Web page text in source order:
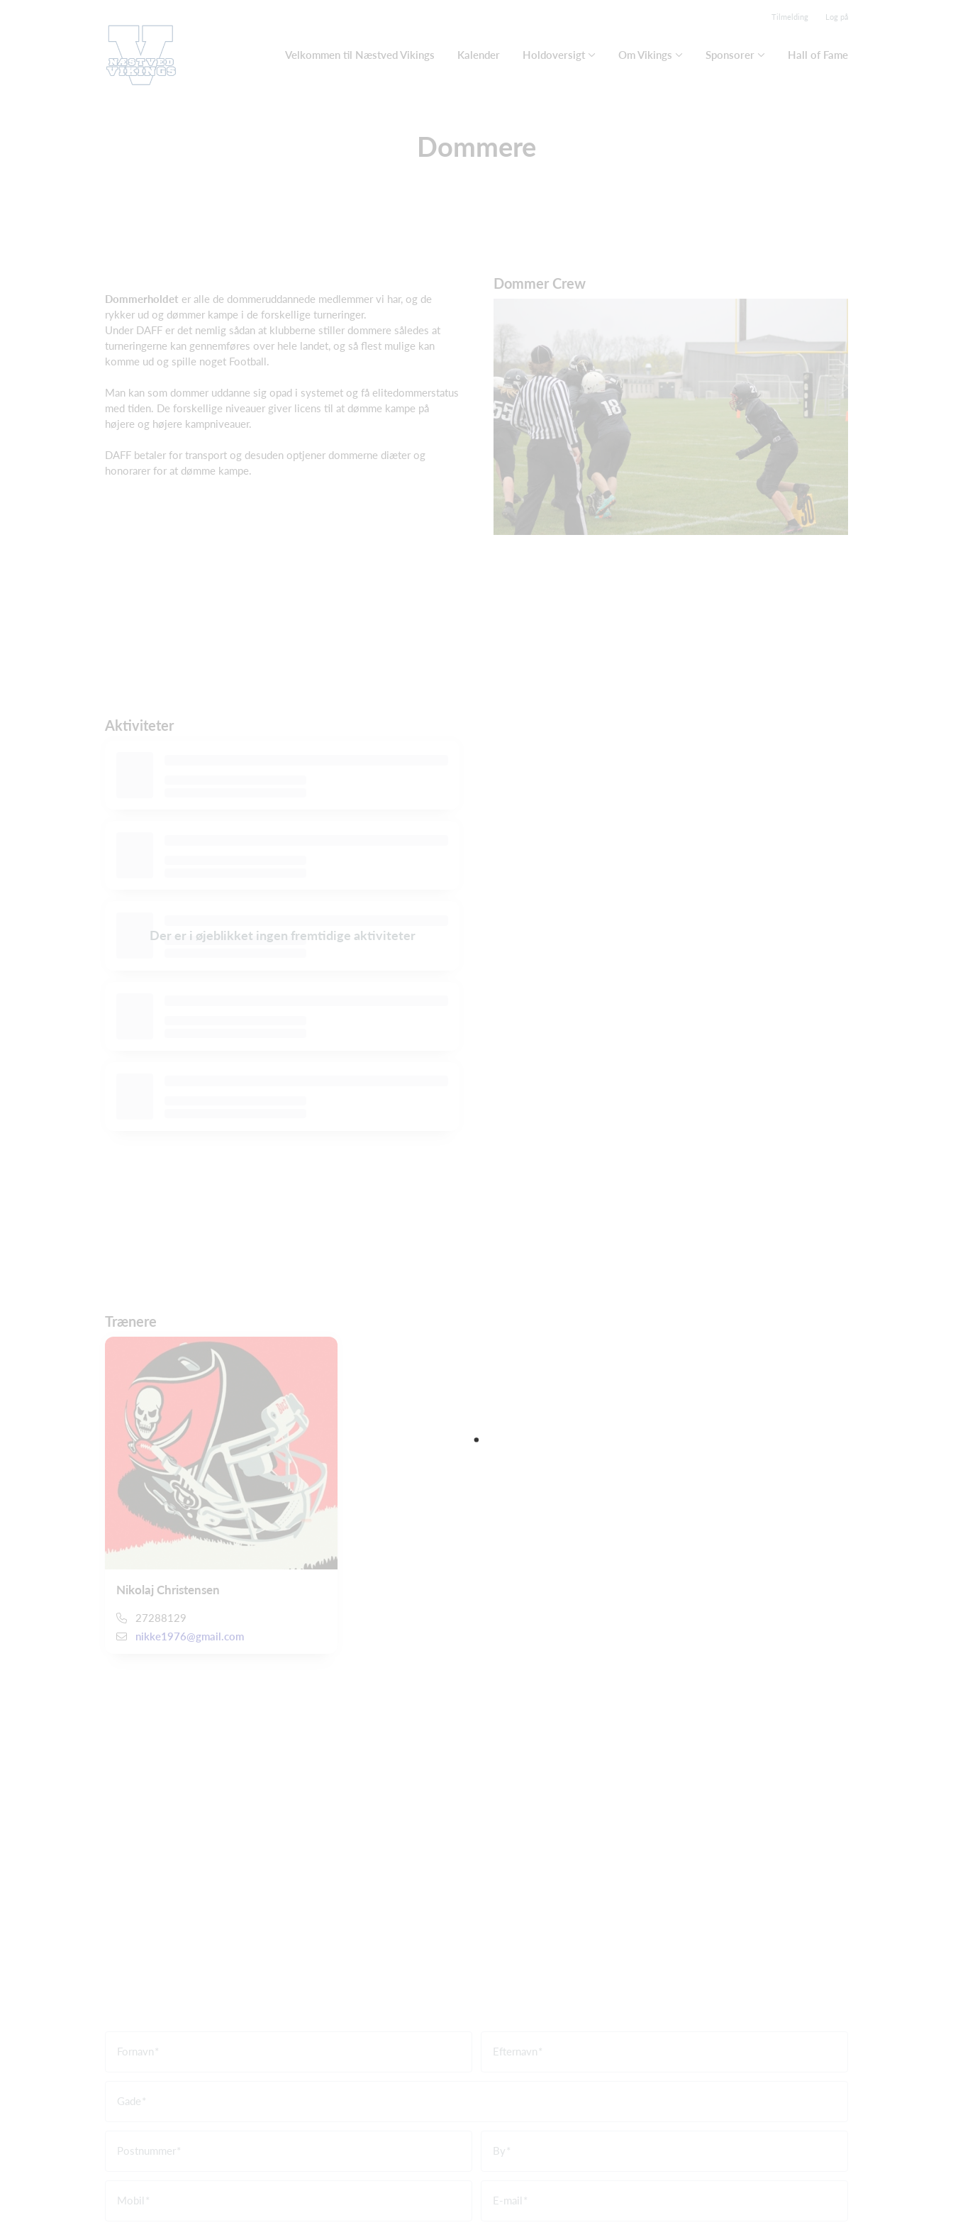
Tilmelding Log på
Velkommen til Næstved Vikings Kalender Holdoversigt Om Vikings Sponsorer Hall of Fame
Dommere
Dommerholdet er alle de dommeruddannede medlemmer vi har, og de
rykker ud og dømmer kampe i de forskellige turneringer.
Under DAFF er det nemlig sådan at klubberne stiller dommere således at
turneringerne kan gennemføres over hele landet, og så flest mulige kan
komme ud og spille noget Football.
Man kan som dommer uddanne sig opad i systemet og få elitedommerstatus
med tiden. De forskellige niveauer giver licens til at dømme kampe på
højere og højere kampniveauer.
DAFF betaler for transport og desuden optjener dommerne diæter og
honorarer for at dømme kampe.
Dommer Crew
Aktiviteter
Der er i øjeblikket ingen fremtidige aktiviteter
Trænere
Nikolaj Christensen
27288129
nikke1976@gmail.com
Fornavn Efternavn
Gade
Postnummer By
Mobil E-mail